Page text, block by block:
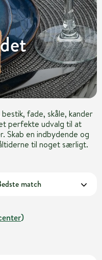
fade, skåle, kander
perfekte udvalg til at
Skab en indbydende og
til noget særligt.
)